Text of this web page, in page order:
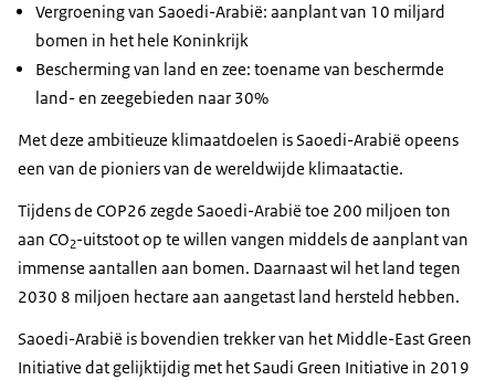
Vergroening van Saoedi-Arabië: aanplant van 10 miljard
bomen in het hele Koninkrijk
Bescherming van land en zee: toename van beschermde
land- en zeegebieden naar 30%
Met deze ambitieuze klimaatdoelen is Saoedi-Arabië opeens
een van de pioniers van de wereldwijde klimaatactie.
Tijdens de COP26 zegde Saoedi-Arabië toe 200 miljoen ton
aan CO2-uitstoot op te willen vangen middels de aanplant van
immense aantallen aan bomen. Daarnaast wil het land tegen
2030 8 miljoen hectare aan aangetast land hersteld hebben.
Saoedi-Arabië is bovendien trekker van het Middle-East Green
Initiative dat gelijktijdig met hetSaudi Green Initiative in 2019